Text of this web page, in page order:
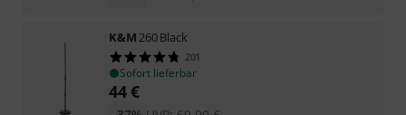
K&M 260 Black
201
Sofort lieferbar
44€